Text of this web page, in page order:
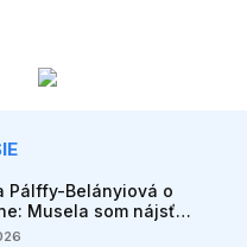
Pálffy-Belányiová o
Musela som nájsť
ako fungovať s kartami,